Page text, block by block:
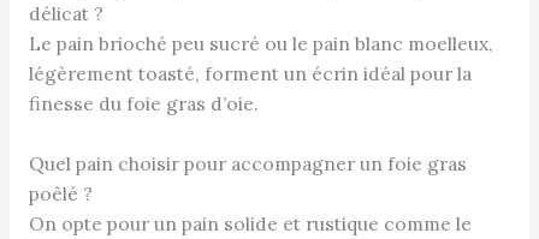
délicat ?
Le pain brioché peu sucré ou le pain blanc moelleux,
légèrement toasté, forment un écrin idéal pour la
finesse du foie gras d’oie.
Quel pain choisir pour accompagner un foie gras
poêlé ?
On opte pour un pain solide et rustique comme le